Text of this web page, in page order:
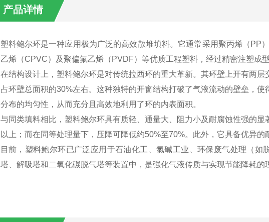
产品详情
塑料鲍尔环是一种应用极为广泛的高效散堆填料。它通常采用聚丙烯（PP
乙烯（CPVC）及聚偏氟乙烯（PVDF）等优质工程塑料，经过精密注塑成型
在结构设计上，塑料鲍尔环是对传统拉西环的重大革新。其环壁上开有两
占环壁总面积的30%左右。这种独特的开窗结构打破了气液流动的壁垒，
分布的均匀性，从而充分且高效地利用了环的内表面积。
与同类填料相比，塑料鲍尔环具有质轻、通量大、阻力小及耐腐蚀性强的
以上；而在同等处理量下，压降可降低约50%至70%。此外，它具备优异的
目前，塑料鲍尔环已广泛应用于石油化工、氯碱工业、环保废气处理（
塔、解吸塔和二氧化碳脱气塔等装置中，是强化气液传质与实现节能降耗的